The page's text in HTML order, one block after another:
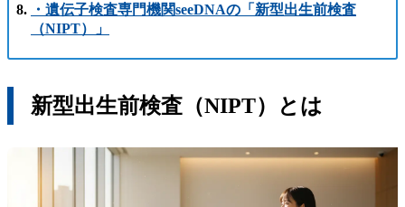
・遺伝子検査専門機関seeDNAの「新型出生前検査
（NIPT）」
新型出生前検査（NIPT）とは